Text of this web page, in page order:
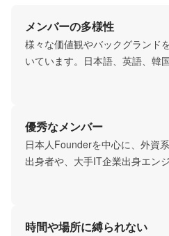
メンバーの多様性
様々な価値観やバックグランド
いています。日本語、英語、韓
優秀なメンバー
日本人Founderを中心に、外資
出身者や、大手IT企業出身エン
時間や場所に縛られない